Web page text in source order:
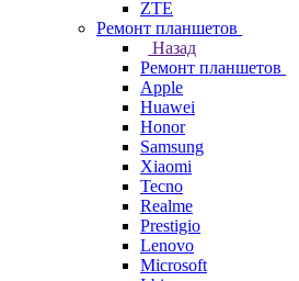
ZTE
Ремонт планшетов
Назад
Ремонт планшетов
Apple
Huawei
Honor
Samsung
Xiaomi
Tecno
Realme
Prestigio
Lenovo
Microsoft